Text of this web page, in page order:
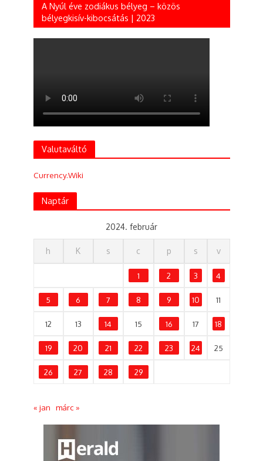
A Nyúl éve zodiákus bélyeg – közös
bélyegkisív-kibocsátás | 2023
Valutaváltó
Currency.Wiki
Naptár
2024. február
h K s c p s v
1 2 3 4
5 6 7 8 9 10 11
12 13 14 15 16 17 18
19 20 21 22 23 24 25
26 27 28 29
« jan márc »